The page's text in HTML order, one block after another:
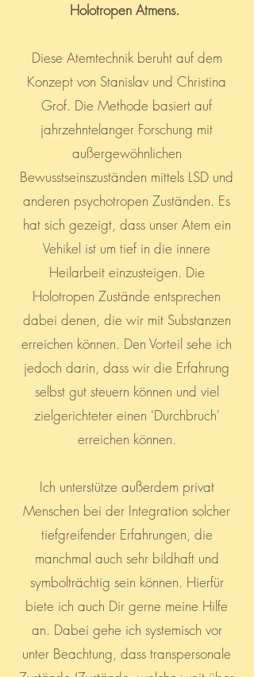
Holotropen Atmens.
Diese Atemtechnik beruht auf dem
Konzept von Stanislav und Christina
Grof. Die Methode basiert auf
jahrzehntelanger Forschung mit
außergewöhnlichen
Bewusstseinszuständen mittels LSD und
anderen psychotropen Zuständen. Es
hat sich gezeigt, dass unser Atem ein
Vehikel ist um tief in die innere
Heilarbeit einzusteigen. Die
Holotropen Zustände entsprechen
dabei denen, die wir mit Substanzen
erreichen können. Den Vorteil sehe ich
jedoch darin, dass wir die Erfahrung
selbst gut steuern können und viel
zielgerichteter einen 'Durchbruch'
erreichen können.
Ich unterstütze außerdem privat
Menschen bei der Integration solcher
tiefgreifender Erfahrungen, die
manchmal auch sehr bildhaft und
symbolträchtig sein können. Hierfür
biete ich auch Dir gerne meine Hilfe
an. Dabei gehe ich systemisch vor
unter Beachtung, dass transpersonale